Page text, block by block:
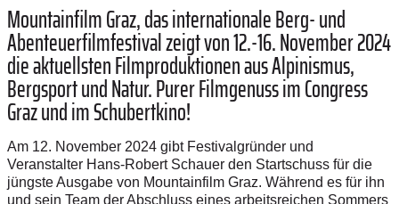
Mountainfilm Graz, das internationale Berg- und
Abenteuerfilmfestival zeigt von 12.-16. November 2024
die aktuellsten Filmproduktionen aus Alpinismus,
Bergsport und Natur. Purer Filmgenuss im Congress
Graz und im Schubertkino!
Am 12. November 2024 gibt Festivalgründer und
Veranstalter Hans-Robert Schauer den Startschuss für die
jüngste Ausgabe von Mountainfilm Graz. Während es für ihn
und sein Team der Abschluss eines arbeitsreichen Sommers